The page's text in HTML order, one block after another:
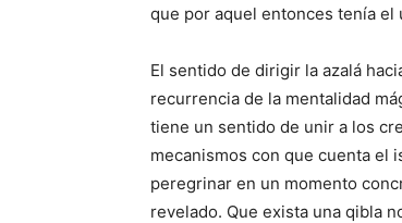
que por aquel entonces tenía el
El sentido de dirigir la azalá
recurrencia de la mentalidad
tiene un sentido de unir a los
mecanismos con que cuenta el
peregrinar en un momento
revelado. Que exista una qibla